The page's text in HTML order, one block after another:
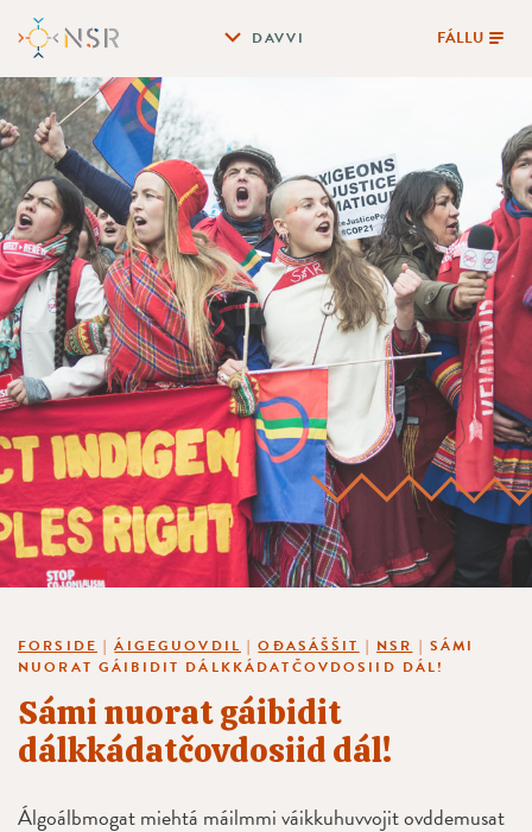
DAVVI FÁLLU
FORSIDE |ÁIGEGUOVDIL |OĐASÁŠŠIT | NSR | SÁMI
NUORAT GÁIBIDIT DÁLKKÁDATČOVDOSIID DÁL!
Sámi nuorat gáibidit
dálkkádatčovdosiid dál!
Álgoálbmogat miehtá máilmmi váikkuhuvvojit ovddemusat